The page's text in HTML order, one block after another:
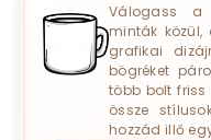
Válogass a
minták
grafikai
bögréket
több bolt
össze
hozzád illő